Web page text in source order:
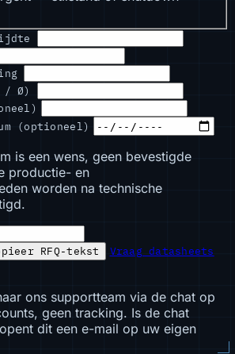
/ Ø)
(optioneel)
is een wens, geen bevestigde
productie- en
worden na technische
RFQ-tekst
Vraag datasheets
ons supportteam via de chat op
geen tracking. Is de chat
dit een e-mail op uw eigen